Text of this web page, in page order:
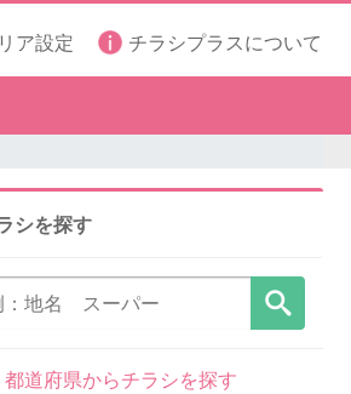
ア設定 チラシプラスについて
シを探す
都道府県からチラシを探す